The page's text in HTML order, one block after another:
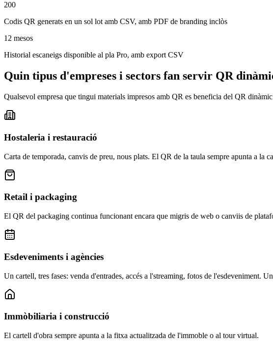
200
Codis QR generats en un sol lot amb CSV, amb PDF de branding inclòs
12 mesos
Historial escaneigs disponible al pla Pro, amb export CSV
Quin tipus d'empreses i sectors fan servir QR
Qualsevol empresa que tingui materials impresos amb QR es beneficia del QR
Hostaleria i restauració
Carta de temporada, canvis de preu, nous plats. El QR de la taula sempre apunta a la
Retail i packaging
El QR del packaging continua funcionant encara que migris de web o canviis de
Esdeveniments i agències
Un cartell, tres fases: venda d'entrades, accés a l'streaming, fotos de l'esdeveniment.
Immòbiliaria i construcció
El cartell d'obra sempre apunta a la fitxa actualitzada de l'immoble o al tour virtual.